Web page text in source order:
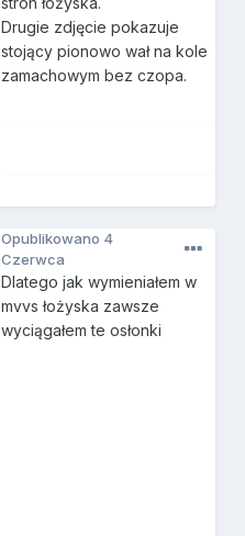
Drugie zdjęcie pokazuje
stojący pionowo wał na kole
zamachowym bez czopa.
Opublikowano 4
Czerwca
Dlatego jak wymieniałem w
mvvs łożyska zawsze
wyciągałem te osłonki